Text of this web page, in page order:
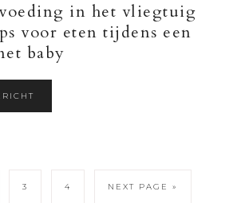
in het vliegtuig
voor eten tijdens een
baby
3 4 NEXT PAGE »